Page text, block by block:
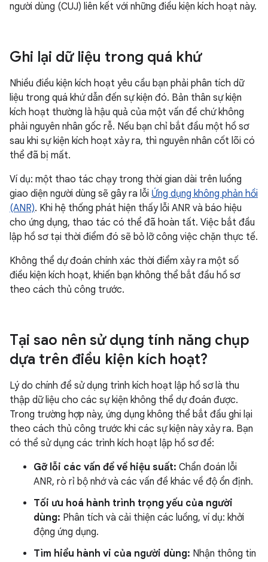
người dùng (CUJ) liên kết với những điều kiện kích hoạt này.
Ghi lại dữ liệu trong quá khứ
Nhiều điều kiện kích hoạt yêu cầu bạn phải phân tích dữ
liệu trong quá khứ dẫn đến sự kiện đó. Bản thân sự kiện
kích hoạt thường là hậu quả của một vấn đề chứ không
phải nguyên nhân gốc rễ. Nếu bạn chỉ bắt đầu một hồ sơ
sau khi sự kiện kích hoạt xảy ra, thì nguyên nhân cốt lõi có
thể đã bị mất.
Ví dụ: một thao tác chạy trong thời gian dài trên luồng
giao diện người dùng sẽ gây ra lỗi Ứng dụng không phản hồi
(ANR). Khi hệ thống phát hiện thấy lỗi ANR và báo hiệu
cho ứng dụng, thao tác có thể đã hoàn tất. Việc bắt đầu
lập hồ sơ tại thời điểm đó sẽ bỏ lỡ công việc chặn thực tế.
Không thể dự đoán chính xác thời điểm xảy ra một số
điều kiện kích hoạt, khiến bạn không thể bắt đầu hồ sơ
theo cách thủ công trước.
Tại sao nên sử dụng tính năng chụp
dựa trên điều kiện kích hoạt?
Lý do chính để sử dụng trình kích hoạt lập hồ sơ là thu
thập dữ liệu cho các sự kiện không thể dự đoán được.
Trong trường hợp này, ứng dụng không thể bắt đầu ghi lại
theo cách thủ công trước khi các sự kiện này xảy ra. Bạn
có thể sử dụng các trình kích hoạt lập hồ sơ để:
Gỡ lỗi các vấn đề về hiệu suất: Chẩn đoán lỗi
ANR, rò rỉ bộ nhớ và các vấn đề khác về độ ổn định.
Tối ưu hoá hành trình trọng yếu của người
dùng: Phân tích và cải thiện các luồng, ví dụ: khởi
động ứng dụng.
Tìm hiểu hành vi của người dùng: Nhận thông tin